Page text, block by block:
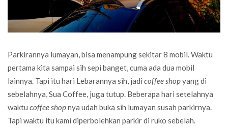
Parkirannya lumayan, bisa menampung sekitar 8 mobil. Waktu
pertama kita sampai sih sepi banget, cuma ada dua mobil
lainnya. Tapi itu hari Lebarannya sih, jadi coffee shopyang di
sebelahnya, Sua Coffee, juga tutup. Beberapa hari setelahnya
waktu coffee shopnya udah buka sih lumayan susah parkirnya.
Tapi waktu itu kami diperbolehkan parkir di ruko sebelah.